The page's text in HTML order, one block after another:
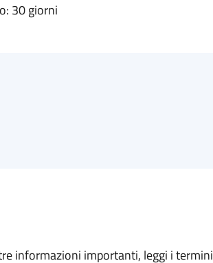
30 giorni
informazioni importanti, leggi i termini